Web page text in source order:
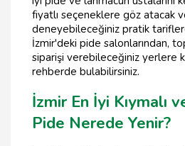
fiyatlı seçeneklere göz atacak
deneyebileceğiniz pratik tariflere
İzmir'deki pide salonlarından,
siparişi verebileceğiniz yerlere
rehberde bulabilirsiniz.
İzmir En İyi Kıymalı
Pide Nerede Yenir?